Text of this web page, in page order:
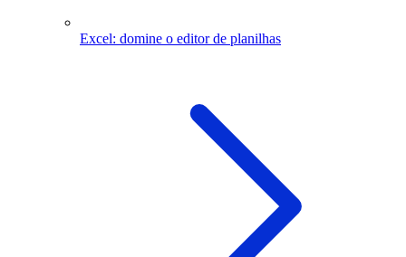
Excel: domine o editor de planilhas